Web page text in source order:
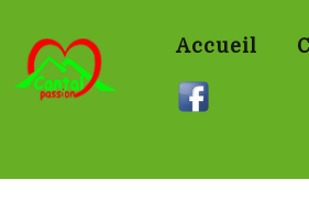
Accueil